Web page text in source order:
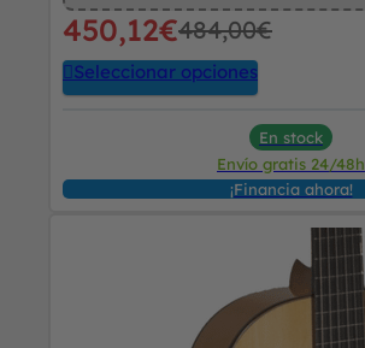
450,12€484,00€
Seleccionar opciones
En stock
Envío gratis 24/48h
¡Financia ahora!